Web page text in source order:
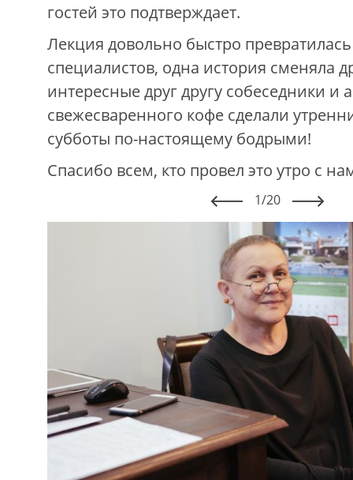
гостей это подтверждает.
Лекция довольно быстро
специалистов, одна история сменяла
интересные друг другу собеседники и
свежесваренного кофе сделали
субботы по-настоящему бодрыми!
Спасибо всем, кто провел это утро с
1/20